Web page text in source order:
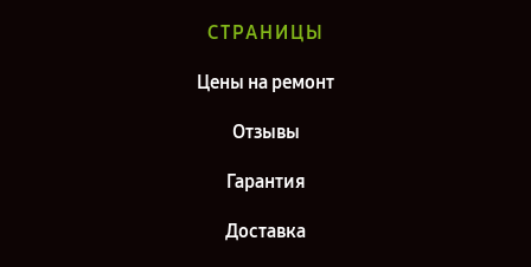
СТРАНИЦЫ
Цены на ремонт
Отзывы
Гарантия
Доставка